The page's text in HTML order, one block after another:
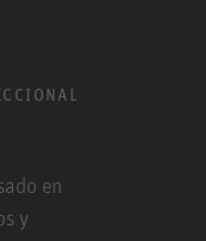
en
y